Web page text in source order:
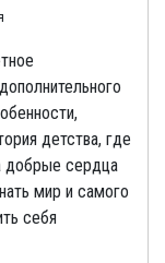
детства, где
добрые сердца
мир и самого
себя